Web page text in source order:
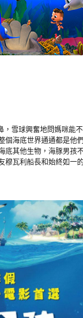
雪球興奮地問媽咪能
海底世界通通都是他
底其他生物，海豚男孩
穆瓦利船長和始終如一